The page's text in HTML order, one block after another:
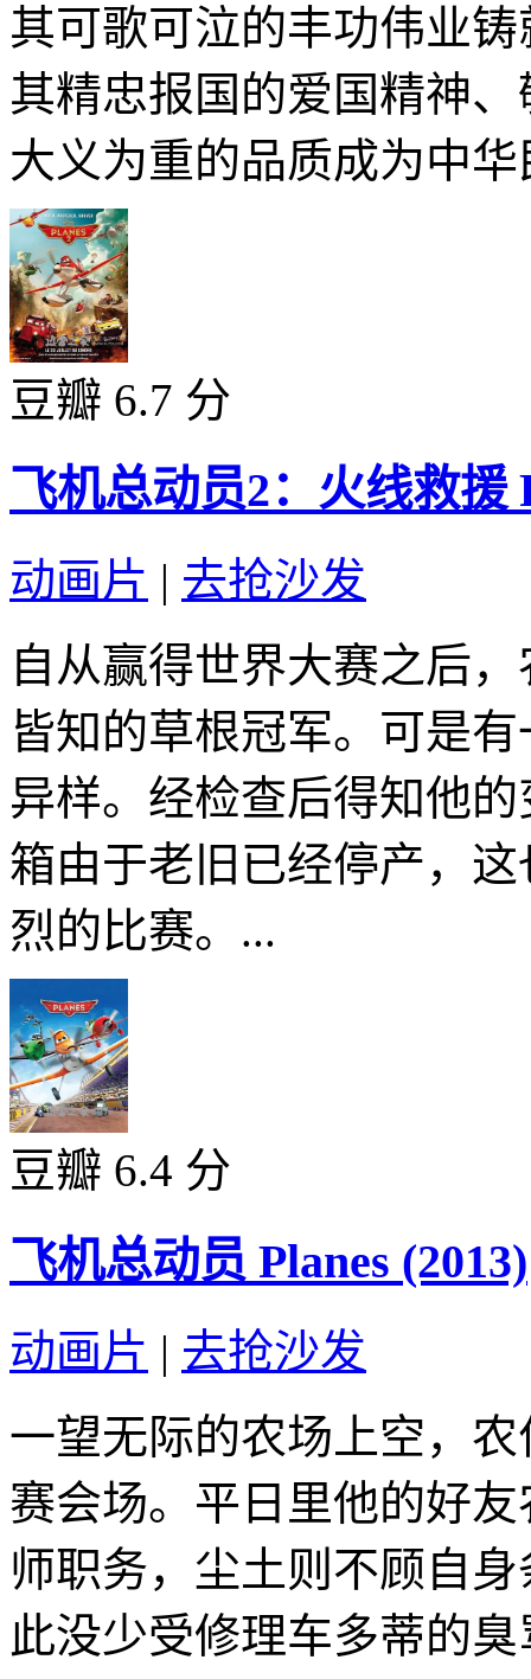
其可歌可泣的丰功伟业
其精忠报国的爱国精神
大义为重的品质成为中
豆瓣 6.7 分
飞机总动员2：火线救援
动画片 | 去抢沙发
自从赢得世界大赛之后
皆知的草根冠军。可是
异样。经检查后得知他
箱由于老旧已经停产，
烈的比赛。...
豆瓣 6.4 分
飞机总动员 Planes (2013)
动画片 | 去抢沙发
一望无际的农场上空，
赛会场。平日里他的好
师职务，尘土则不顾自
此没少受修理车多蒂的臭